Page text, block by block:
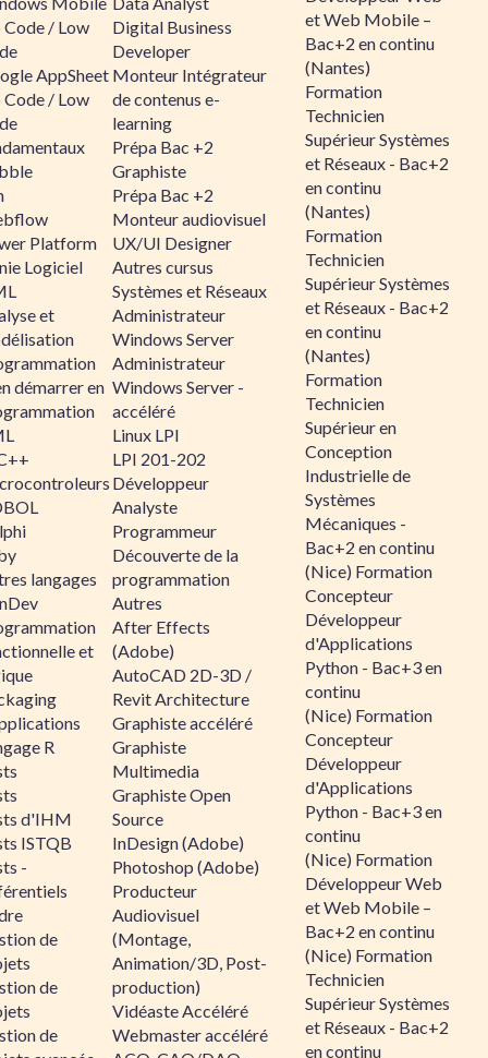
/ Low
AppSheet
/ Low
Platform
Logiciel
et
démarrer en
langages
et
R
d'IHM
ISTQB
-
de
de
de
Digital Business
Developer
Monteur Intégrateur
de contenus e-
learning
Prépa Bac +2
Graphiste
Prépa Bac +2
Monteur audiovisuel
UX/UI Designer
Autres cursus
Systèmes et Réseaux
Administrateur
Windows Server
Administrateur
Windows Server -
accéléré
Linux LPI
LPI 201-202
Développeur
Analyste
Programmeur
Découverte de la
programmation
Autres
After Effects
(Adobe)
AutoCAD 2D-3D /
Revit Architecture
Graphiste accéléré
Graphiste
Multimedia
Graphiste Open
Source
InDesign (Adobe)
Photoshop (Adobe)
Producteur
Audiovisuel
(Montage,
Animation/3D, Post-
production)
Vidéaste Accéléré
Webmaster accéléré
et Web Mobile –
Bac+2 en continu
(Nantes)
Formation
Technicien
Supérieur Systèmes
et Réseaux - Bac+2
en continu
(Nantes)
Formation
Technicien
Supérieur Systèmes
et Réseaux - Bac+2
en continu
(Nantes)
Formation
Technicien
Supérieur en
Conception
Industrielle de
Systèmes
Mécaniques -
Bac+2 en continu
(Nice) Formation
Concepteur
Développeur
d'Applications
Python - Bac+3 en
continu
(Nice) Formation
Concepteur
Développeur
d'Applications
Python - Bac+3 en
continu
(Nice) Formation
Développeur Web
et Web Mobile –
Bac+2 en continu
(Nice) Formation
Technicien
Supérieur Systèmes
et Réseaux - Bac+2
en continu